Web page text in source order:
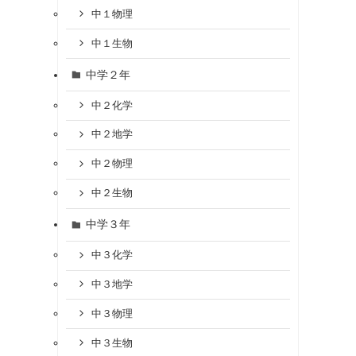
中１物理
中１生物
中学２年
中２化学
中２地学
中２物理
中２生物
中学３年
中３化学
中３地学
中３物理
中３生物